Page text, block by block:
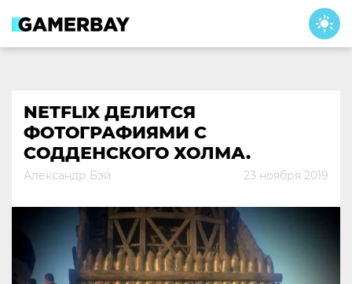
content
NETFLIX ДЕЛИТСЯ
ФОТОГРАФИЯМИ С
СОДДЕНСКОГО ХОЛМА.
Александр Бэй 23 ноября 2019